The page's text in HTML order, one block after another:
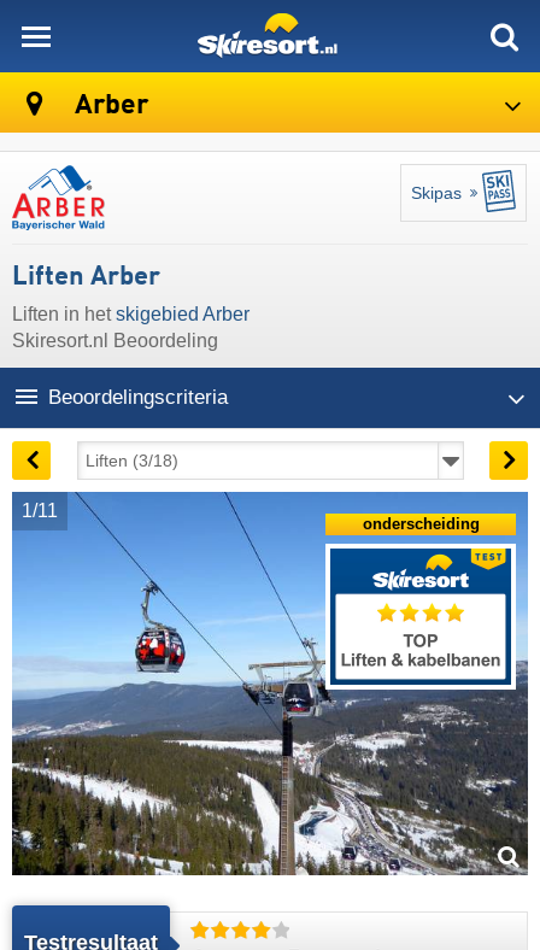
Arber
Skipas
Liften Arber
Liften in hetskigebied Arber
Skiresort.nl Beoordeling
Beoordelingscriteria
1/11
Testresultaat
onderscheiding